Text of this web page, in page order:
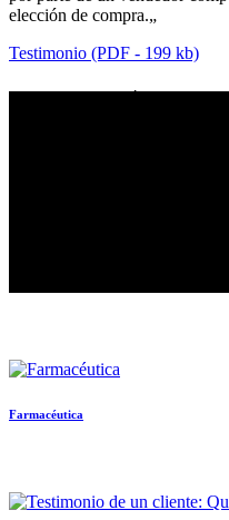
elección de compra.„
Testimonio (PDF - 199 kb)
Farmacéutica